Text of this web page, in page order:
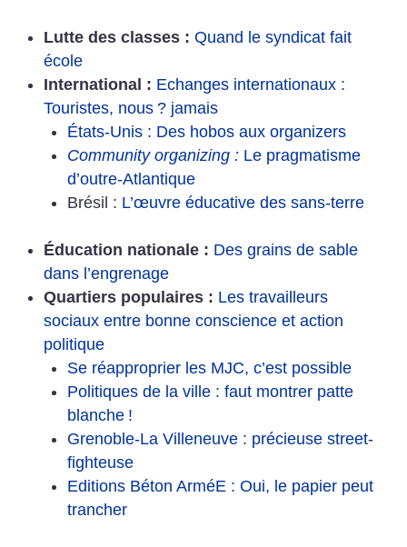
Lutte des classes : Quand le syndicat fait
école
International : Echanges internationaux :
Touristes, nous ? jamais
États-Unis : Des hobos aux organizers
Community organizing :Le pragmatisme
d’outre-Atlantique
Brésil : L’œuvre éducative des sans-terre
Éducation nationale : Des grains de sable
dans l’engrenage
Quartiers populaires : Les travailleurs
sociaux entre bonne conscience et action
politique
Se réapproprier les MJC, c’est possible
Politiques de la ville : faut montrer patte
blanche !
Grenoble-La Villeneuve : précieuse street-
fighteuse
Editions Béton ArméE : Oui, le papier peut
trancher